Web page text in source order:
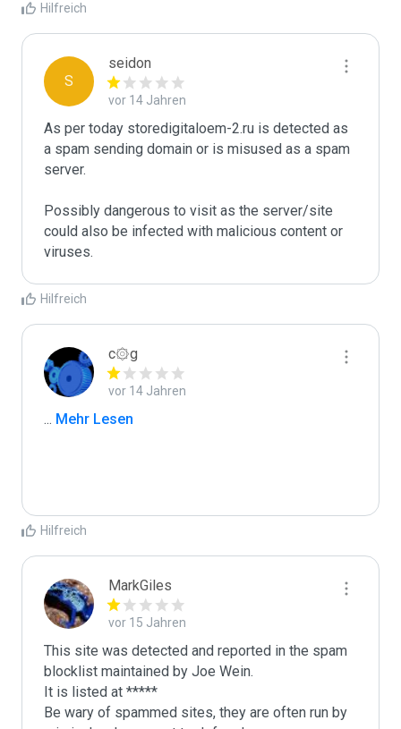
Hilfreich
S
seidon
vor 14 Jahren
As per today storedigitaloem-2.ru is detected as
a spam sending domain or is misused as a spam
server.
Possibly dangerous to visit as the server/site
could also be infected with malicious content or
Hilfreich
c۞g
vor 14 Jahren
... Mehr Lesen
Hilfreich
MarkGiles
vor 15 Jahren
This site was detected and reported in the spam
blocklist maintained by Joe Wein.
It is listed at *****
Be wary of spammed sites, they are often run by